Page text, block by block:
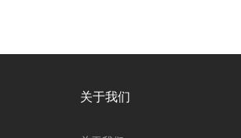
关于我们